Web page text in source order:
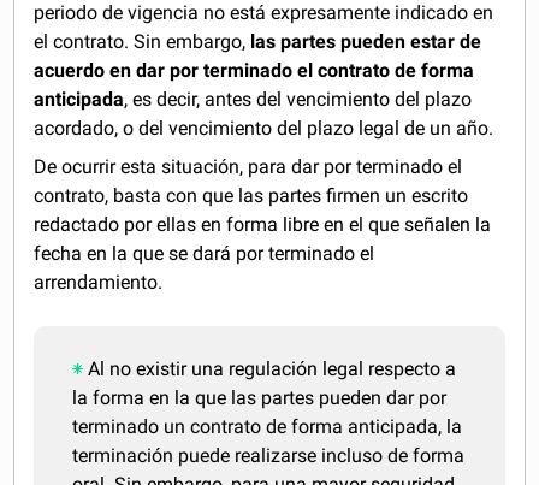
periodo de vigencia no está expresamente indicado en
el contrato. Sin embargo, las partes pueden estar de
acuerdo en dar por terminado el contrato de forma
anticipada, es decir, antes del vencimiento del plazo
acordado, o del vencimiento del plazo legal de un año.
De ocurrir esta situación, para dar por terminado el
contrato, basta con que las partes firmen un escrito
redactado por ellas en forma libre en el que señalen la
fecha en la que se dará por terminado el
arrendamiento.
Al no existir una regulación legal respecto a
la forma en la que las partes pueden dar por
terminado un contrato de forma anticipada, la
terminación puede realizarse incluso de forma